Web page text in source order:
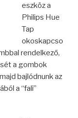
eszköz a
Philips Hue
Tap
okoskapcso
rendelkező,
a gombok
bajlódnunk az
a “fali”